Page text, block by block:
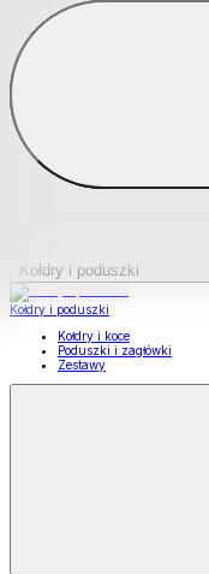
Podkładki na materace
Materace nawierzchniowe
Kołdry i poduszki
Kołdry i poduszki
Kołdry i koce
Poduszki i zagłówki
Zestawy